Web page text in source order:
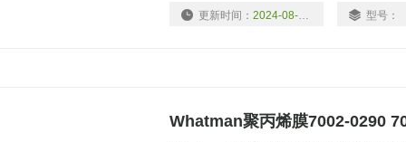
高温灭菌。
更新时间：2024-08-18 型号：
Whatman聚丙烯膜7002-0290